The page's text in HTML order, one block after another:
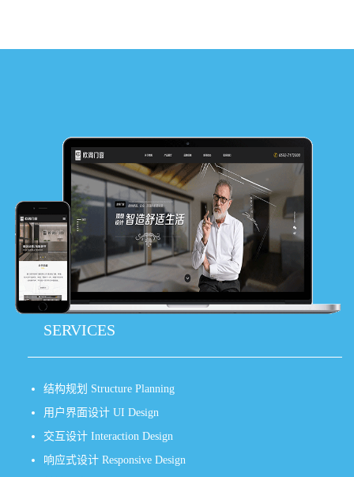
SERVICES
结构规划 Structure Planning
用户界面设计 UI Design
交互设计 Interaction Design
响应式设计 Responsive Design